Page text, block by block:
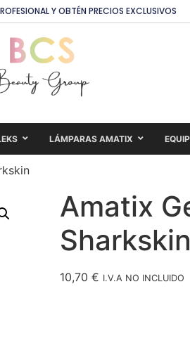
Y OBTÉN PRECIOS EXCLUSIVOS
LÁMPARAS AMATIX
Amatix
Sharkskin
10,70 € I.V.A NO INCLUIDO